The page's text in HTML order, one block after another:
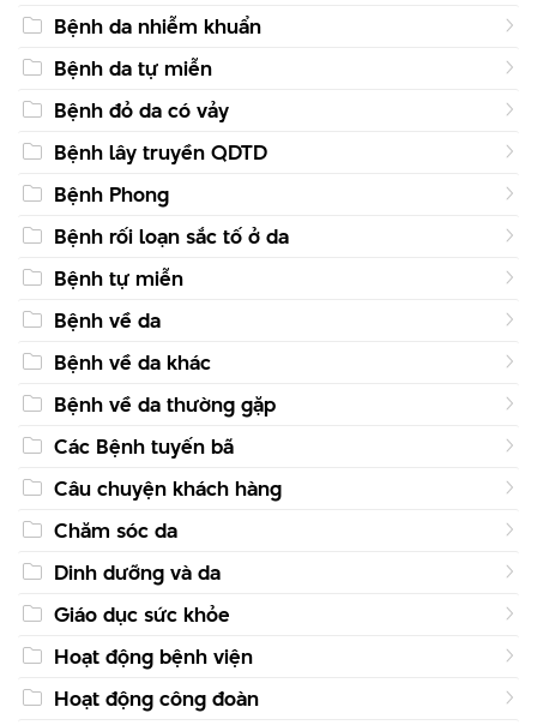
Bệnh da nhiễm khuẩn
Bệnh da tự miễn
Bệnh đỏ da có vảy
Bệnh lây truyền QDTD
Bệnh Phong
Bệnh rối loạn sắc tố ở da
Bệnh tự miễn
Bệnh về da
Bệnh về da khác
Bệnh về da thường gặp
Các Bệnh tuyến bã
Câu chuyện khách hàng
Chăm sóc da
Dinh dưỡng và da
Giáo dục sức khỏe
Hoạt động bệnh viện
Hoạt động công đoàn